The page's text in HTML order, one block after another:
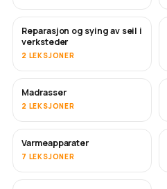
SNART
Reparasjon og sying av seil i
verksteder
2 LEKSJONER
Madrasser
2 LEKSJONER
SNART
Varmeapparater
7 LEKSJONER